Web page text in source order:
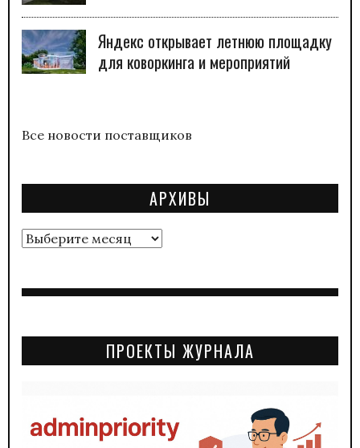
Яндекс открывает летнюю площадку
для коворкинга и мероприятий
Все новости поставщиков
АРХИВЫ
Архивы
ПРОЕКТЫ ЖУРНАЛА